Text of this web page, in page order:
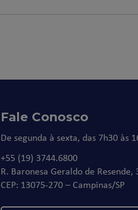
Fale Conosco
De segunda à sexta, das 7h30 às
+55 (19) 3744.6800
R. Baronesa Geraldo de Resende,
CEP: 13075-270 – Campinas/SP